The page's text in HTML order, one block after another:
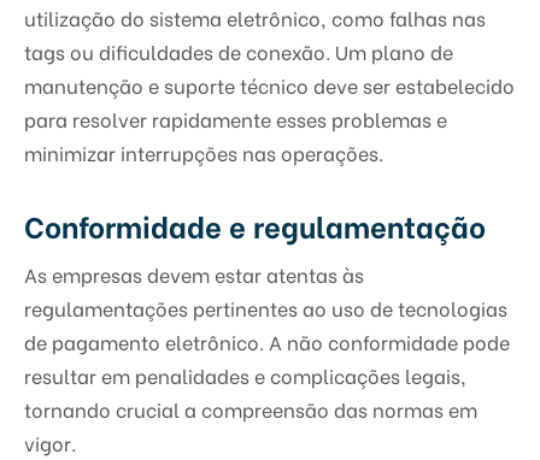
utilização do sistema eletrônico, como falhas nas
tags ou dificuldades de conexão. Um plano de
manutenção e suporte técnico deve ser estabelecido
para resolver rapidamente esses problemas e
minimizar interrupções nas operações.
Conformidade e regulamentação
As empresas devem estar atentas às
regulamentações pertinentes ao uso de tecnologias
de pagamento eletrônico. A não conformidade pode
resultar em penalidades e complicações legais,
tornando crucial a compreensão das normas em
vigor.